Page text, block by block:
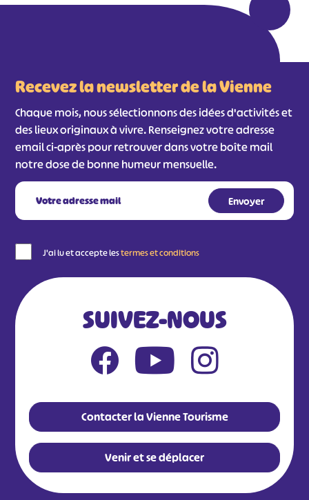
Recevez la newsletter de la Vienne
Chaque mois, nous sélectionnons des idées d'activités et
des lieux originaux à vivre. Renseignez votre adresse
email ci-après pour retrouver dans votre boîte mail
notre dose de bonne humeur mensuelle.
J'ai lu et accepte lestermes et conditions
SUIVEZ-NOUS
Contacter la Vienne Tourisme
Venir et se déplacer